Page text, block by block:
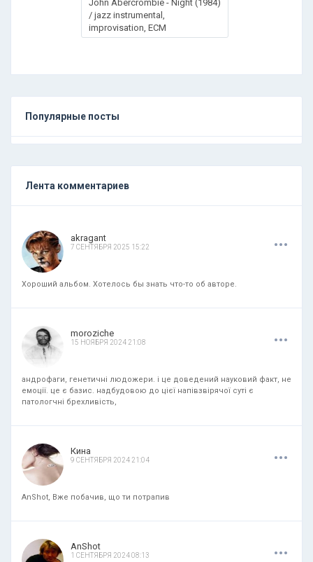
John Abercrombie - Night (1984)
/ jazz instrumental,
improvisation, ECM
Популярные посты
Лента комментариев
akragant
7 СЕНТЯБРЯ 2025 15:22 ...
Хороший альбом. Хотелось бы знать что-то об авторе.
moroziche
15 НОЯБРЯ 2024 21:08 ...
андрофаги, генетичні людожери. і це доведений науковий факт, не
емоції. це є базис. надбудовою до цієї напівзвірячої суті є
патологчні брехливість,
Кина
9 СЕНТЯБРЯ 2024 21:04 ...
AnShot, Вже побачив, що ти потрапив
AnShot
1 СЕНТЯБРЯ 2024 08:13 ...